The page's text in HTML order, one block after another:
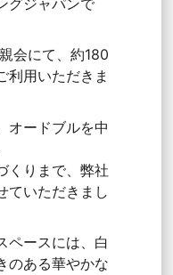
会にて、約180
利用いただきま
オードブルを中
くりまで、弊社
ていただきまし
ペースには、白
のある華やかな